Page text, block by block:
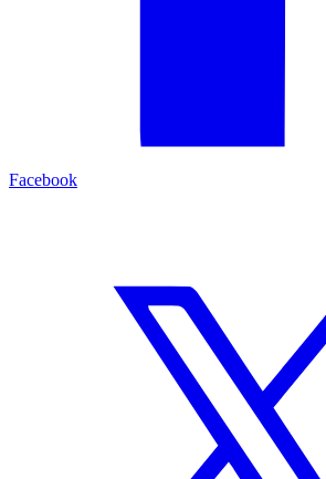
Facebook